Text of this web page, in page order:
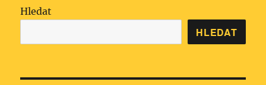
Hledat
HLEDAT